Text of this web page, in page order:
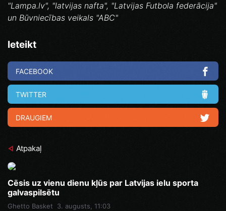
"Lampa.lv", "latvijas nafta", "Latvijas Futbola federācija"
un Būvniecības veikals "ABC"
Ieteikt
FACEBOOK
TWITTER
DRAUGIEM
Atpakaļ
Cēsis uz vienu dienu kļūs par Latvijas ielu sporta
galvaspilsētu
Ghetto Basket 3. augusts, 11:03